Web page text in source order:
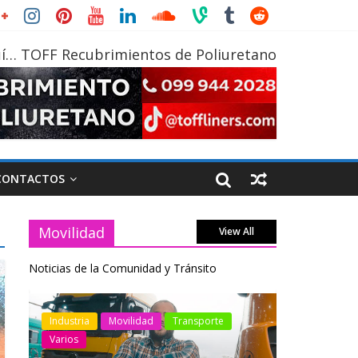
TOFF Recubrimientos de Poliuretano
Movilidad View All
Noticias de la Comunidad y Tránsito
Industria Movilidad
Transporte
Varios